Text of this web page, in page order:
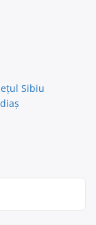
Sibiu